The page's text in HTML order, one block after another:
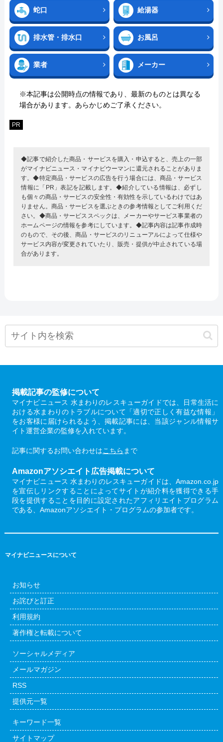
蛇口 給湯器
排水管・排水口 お風呂
業者 メーカー
※本記事は公開時点の情報であり、最新のものとは異なる
場合があります。あらかじめご了承ください。
PR
◆記事で紹介した商品・サービスを購入・申込すると、売上の一部
がマイナビニュース・マイナビウーマンに還元されることがありま
す。◆特定商品・サービスの広告を行う場合には、商品・サービス
情報に「PR」表記を記載します。◆紹介している情報は、必ずし
も個々の商品・サービスの安全性・有効性を示しているわけではあ
りません。商品・サービスを選ぶときの参考情報としてご利用くだ
さい。◆商品・サービススペックは、メーカーやサービス事業者の
ホームページの情報を参考にしています。◆記事内容は記事作成時
のもので、その後、商品・サービスのリニューアルによって仕様や
サービス内容が変更されていたり、販売・提供が中止されている場
合があります。
掲載記事の監修について
マイナビニュース 水まわりのレスキューガイドでは、日常生活に
おける水まわりのトラブルについて「適切で正しく有益な情報」
をお客様に届けられるよう、掲載記事には、当該ジャンル情報サ
イト運営企業の監修を入れています。
記事に関するお問い合わせはこちら まで
Amazonアソシエイト広告掲載について
マイナビニュース 水まわりのレスキューガイドは、Amazon.co.jp
を宣伝しリンクすることによってサイトが紹介料を獲得できる手
段を提供することを目的に設定されたアフィリエイトプログラム
である、Amazonアソシエイト・プログラムの参加者です。
マイナビニュースについて
お知らせ
お詫びと訂正
利用規約
著作権と転載について
ソーシャルメディア
メールマガジン
RSS
提供元一覧
キーワード一覧
サイトマップ